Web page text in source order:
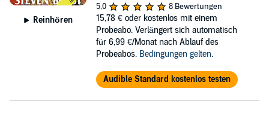
Reinhören
5,0
8 Bewertungen
15,78 € oder kostenlos mit einem
Probeabo. Verlängert sich automatisch
für 6,99 €/Monat nach Ablauf des
Probeabos. Bedingungen gelten.
Audible Standard kostenlos testen